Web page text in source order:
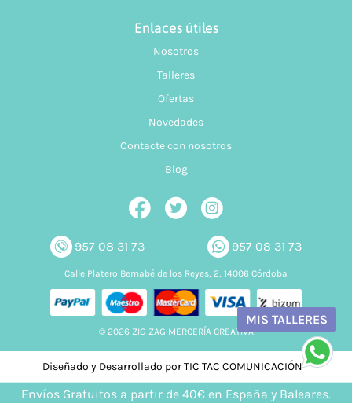
Enlaces útiles
Nosotros
Talleres
Ofertas
Novedades
Contacte con nosotros
Blog
957 08 31 73 957 08 31 73
Calle Platero Bernabé de los Reyes, 2, 14006 Córdoba
© 2026 ZIG ZAG MERCERÍA CREATIVA
Diseñado y Desarrollado por TIC TAC COMUNICACIÓN
MIS TALLERES
Envíos Gratuitos a partir de 40€ en España y Baleares.